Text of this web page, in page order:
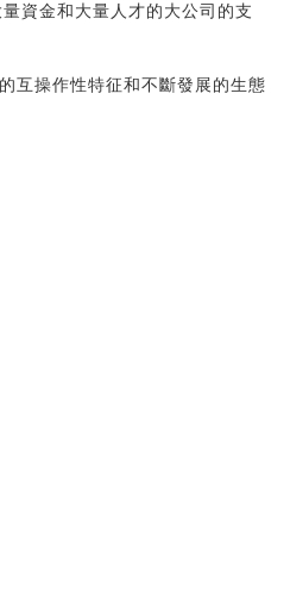
資金和大量人才的大公司的支
互操作性特征和不斷發展的生態